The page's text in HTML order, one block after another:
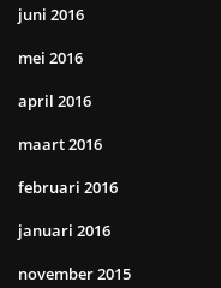
juni 2016
mei 2016
april 2016
maart 2016
februari 2016
januari 2016
november 2015